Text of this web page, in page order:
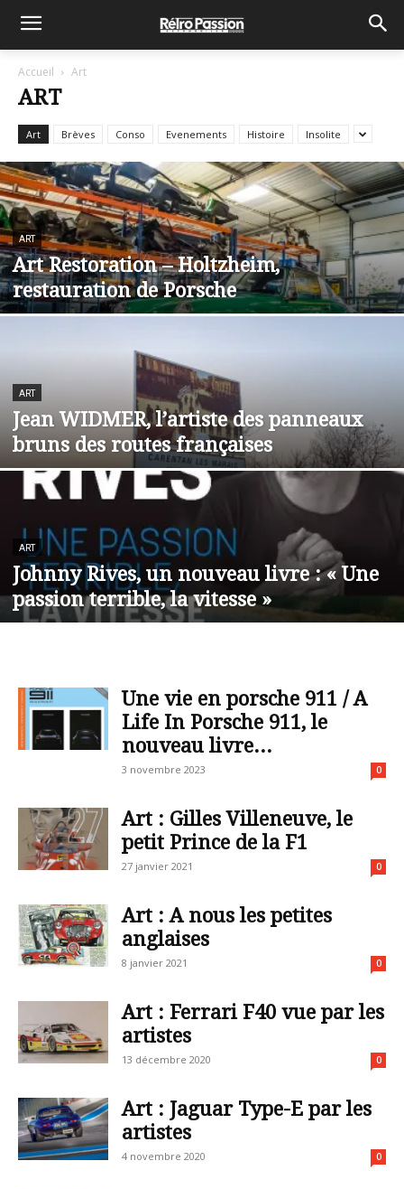
Accueil Art
ART
Art Brèves Conso Evenements Histoire Insolite
ART
Art Restoration – Holtzheim,
restauration de Porsche
ART
Jean WIDMER, l’artiste des panneaux
bruns des routes françaises
ART
Johnny Rives, un nouveau livre : « Une
passion terrible, la vitesse »
Une vie en porsche 911 / A
Life In Porsche 911, le
nouveau livre...
3 novembre 2023 0
Art : Gilles Villeneuve, le
petit Prince de la F1
27 janvier 2021 0
Art : A nous les petites
anglaises
8 janvier 2021 0
Art : Ferrari F40 vue par les
artistes
13 décembre 2020 0
Art : Jaguar Type-E par les
artistes
4 novembre 2020 0